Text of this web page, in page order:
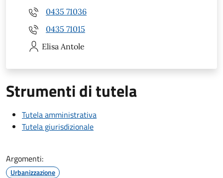
0435 71036
0435 71015
Elisa Antole
Strumenti di tutela
Tutela amministrativa
Tutela giurisdizionale
Argomenti:
Urbanizzazione